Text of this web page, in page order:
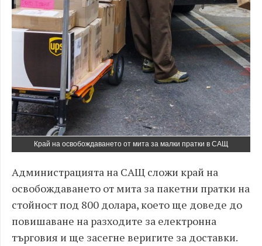
Край на освобождаването от мита за малки пратки в САЩ
Администрацията на САЩ сложи край на
освобождаването от мита за пакетни пратки на
стойност под 800 долара, което ще доведе до
повишаване на разходите за електронна
търговия и ще засегне веригите за доставки.